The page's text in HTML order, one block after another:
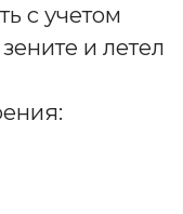
с учетом
и летел